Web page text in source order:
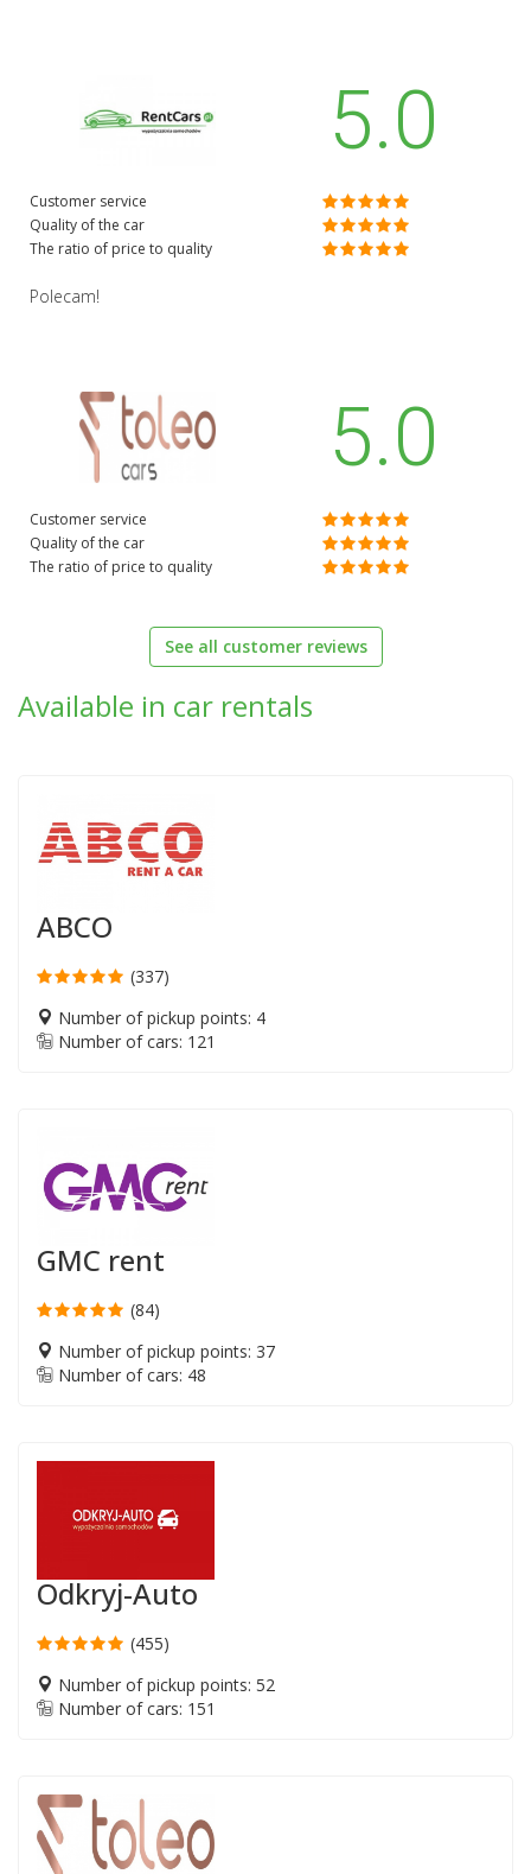
5.0
Customer service
Quality of the car
The ratio of price to quality
Polecam!
5.0
Customer service
Quality of the car
The ratio of price to quality
See all customer reviews
Available in car rentals
ABCO
(337)
Number of pickup points: 4
Number of cars: 121
GMC rent
(84)
Number of pickup points: 37
Number of cars: 48
Odkryj-Auto
(455)
Number of pickup points: 52
Number of cars: 151